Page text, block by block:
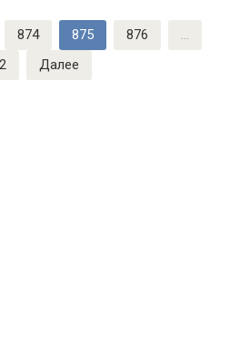
874 875 876
…
Далее